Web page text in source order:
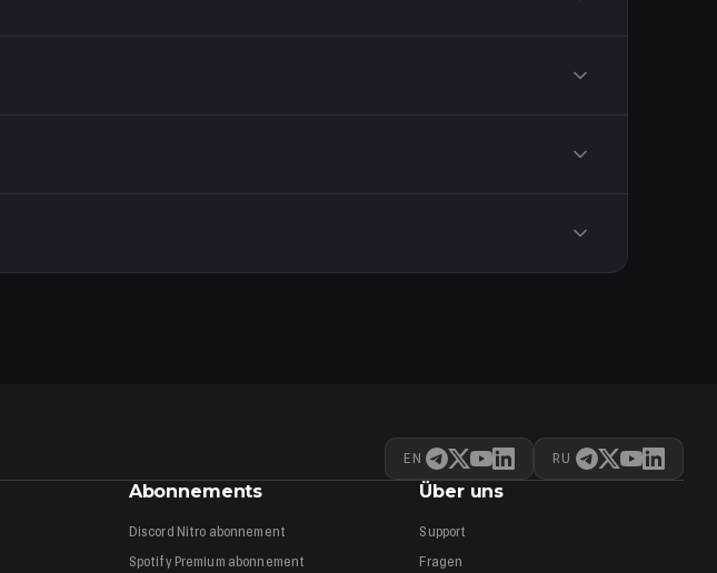
EN RU
Abonnements
Discord Nitro abonnement
Spotify Premium abonnement
Über uns
Support
Fragen